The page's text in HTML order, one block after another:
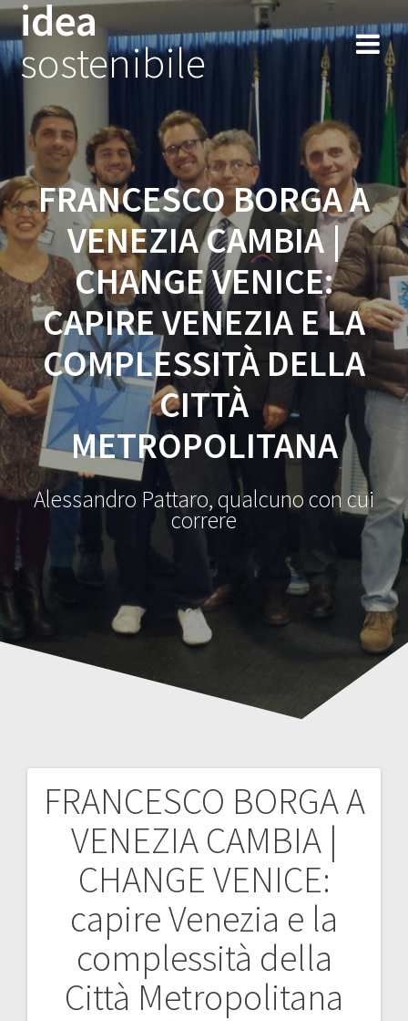
al
contenuto
idea
sostenibile
FRANCESCO BORGA A
VENEZIA CAMBIA |
CHANGE VENICE:
CAPIRE VENEZIA E LA
COMPLESSITÀ DELLA
CITTÀ
METROPOLITANA
Alessandro Pattaro, qualcuno con cui
correre
FRANCESCO BORGA A
VENEZIA CAMBIA |
CHANGE VENICE:
capire Venezia e la
complessità della
Città Metropolitana
Navigazione
articoli